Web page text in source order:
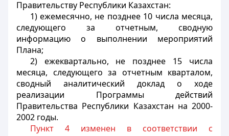
Правительству Республики Казахстан:
1) ежемесячно, не позднее 10 числа месяца,
следующего за отчетным, сводную
информацию о выполнении мероприятий
Плана;
2) ежеквартально, не позднее 15 числа
месяца, следующего за отчетным кварталом,
сводный аналитический доклад о ходе
реализации Программы действий
Правительства Республики Казахстан на 2000-
2002 годы.
Пункт 4 изменен в соответствии с